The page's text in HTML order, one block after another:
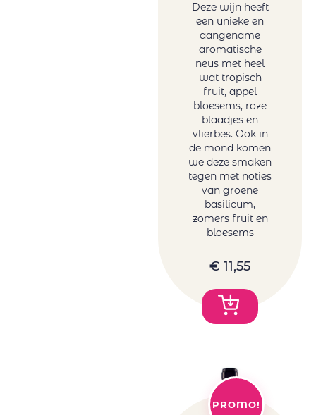
Deze wijn heeft
een unieke en
aangename
aromatische
neus met heel
wat tropisch
fruit, appel
bloesems, roze
blaadjes en
vlierbes. Ook in
de mond komen
we deze smaken
tegen met noties
van groene
basilicum,
zomers fruit en
bloesems
€ 11,55
PROMO!